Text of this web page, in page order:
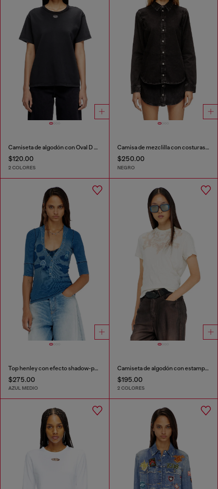
Camiseta de algodón con Oval D metálico
$120.00
2 COLORES
Camisa de mezclilla con costuras contrastantes
$250.00
NEGRO
Top henley con efecto shadow-patch
$275.00
AZUL MEDIO
Camiseta de algodón con estampado gráfico
$195.00
2 COLORES